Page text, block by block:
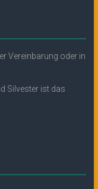
Vereinbarung oder in
Silvester ist das